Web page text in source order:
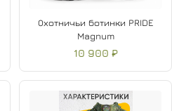
Охотничьи ботинки PRIDE
Magnum
10 900 ₽